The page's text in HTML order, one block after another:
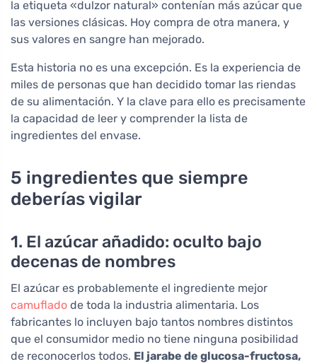
la etiqueta «dulzor natural» contenían más azúcar que
las versiones clásicas. Hoy compra de otra manera, y
sus valores en sangre han mejorado.
Esta historia no es una excepción. Es la experiencia de
miles de personas que han decidido tomar las riendas
de su alimentación. Y la clave para ello es precisamente
la capacidad de leer y comprender la lista de
ingredientes del envase.
5 ingredientes que siempre
deberías vigilar
1. El azúcar añadido: oculto bajo
decenas de nombres
El azúcar es probablemente el ingrediente mejor
camuflado de toda la industria alimentaria. Los
fabricantes lo incluyen bajo tantos nombres distintos
que el consumidor medio no tiene ninguna posibilidad
de reconocerlos todos. El jarabe de glucosa-fructosa,